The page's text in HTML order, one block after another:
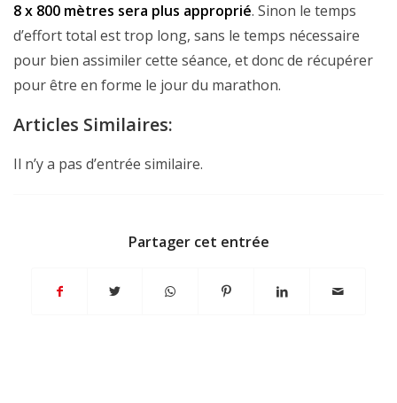
8 x 800 mètres sera plus approprié. Sinon le temps
d’effort total est trop long, sans le temps nécessaire
pour bien assimiler cette séance, et donc de récupérer
pour être en forme le jour du marathon.
Articles Similaires:
Il n’y a pas d’entrée similaire.
Partager cet entrée